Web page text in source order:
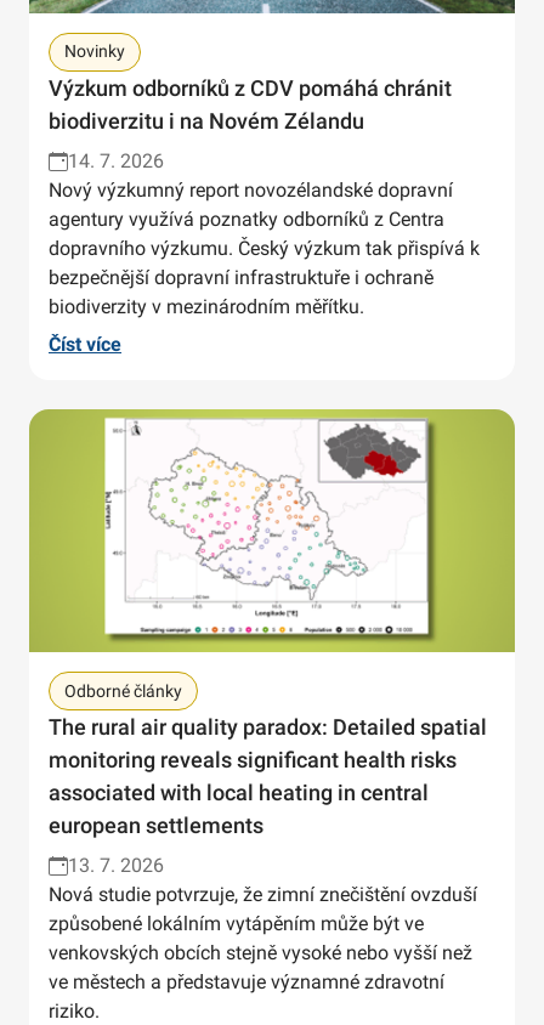
Novinky
Výzkum odborníků z CDV pomáhá chránit
biodiverzitu i na Novém Zélandu
14. 7. 2026
Nový výzkumný report novozélandské dopravní
agentury využívá poznatky odborníků z Centra
dopravního výzkumu. Český výzkum tak přispívá k
bezpečnější dopravní infrastruktuře i ochraně
biodiverzity v mezinárodním měřítku.
Číst více
Odborné články
The rural air quality paradox: Detailed spatial
monitoring reveals significant health risks
associated with local heating in central
european settlements
13. 7. 2026
Nová studie potvrzuje, že zimní znečištění ovzduší
způsobené lokálním vytápěním může být ve
venkovských obcích stejně vysoké nebo vyšší než
ve městech a představuje významné zdravotní
riziko.